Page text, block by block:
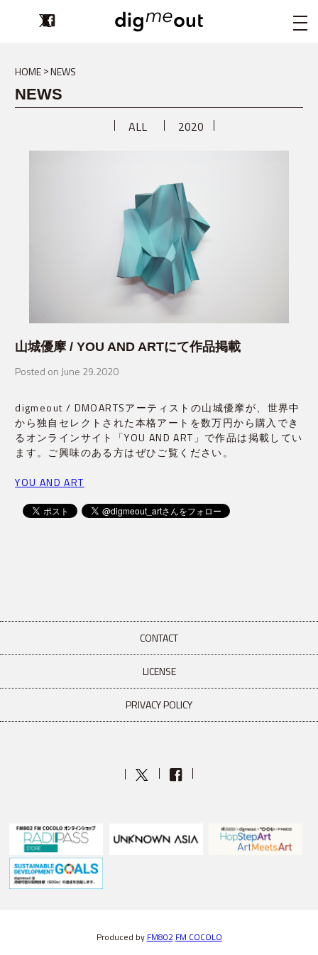
digmeout
HOME NEWS
NEWS
ALL 2020
山城優摩 / YOU AND ARTにて作品掲載
Posted on June 29.2020
digmeout / DMOARTSアーティストの山城優摩が、世界中
から独自セレクトされた本格アートを数万円から購入でき
るオンラインサイト「YOU AND ART」で作品は掲載してい
ます。ご興味のある方はぜひご覧ください。
YOU AND ART
CONTACT
LICENSE
PRIVACY POLICY
Produced by FM802 FM COCOLO